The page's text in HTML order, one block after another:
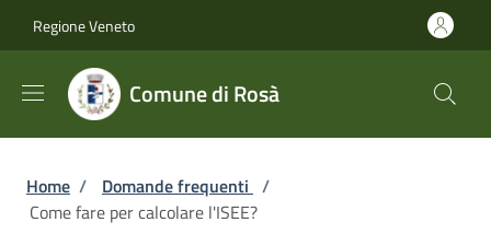
Regione Veneto
Comune di Rosà
Briciole di pane
Home / Domande frequenti /
Come fare per calcolare l'ISEE?